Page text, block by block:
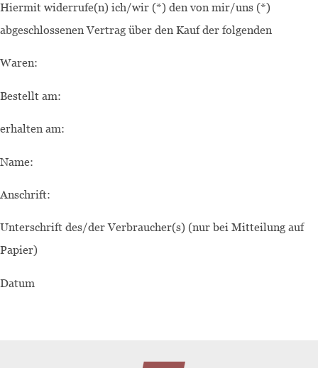
Hiermit widerrufe(n) ich/wir (*) den von mir/uns (*)
abgeschlossenen Vertrag über den Kauf der folgenden
Waren:
Bestellt am:
erhalten am:
Name:
Anschrift:
Unterschrift des/der Verbraucher(s) (nur bei Mitteilung auf
Papier)
Datum